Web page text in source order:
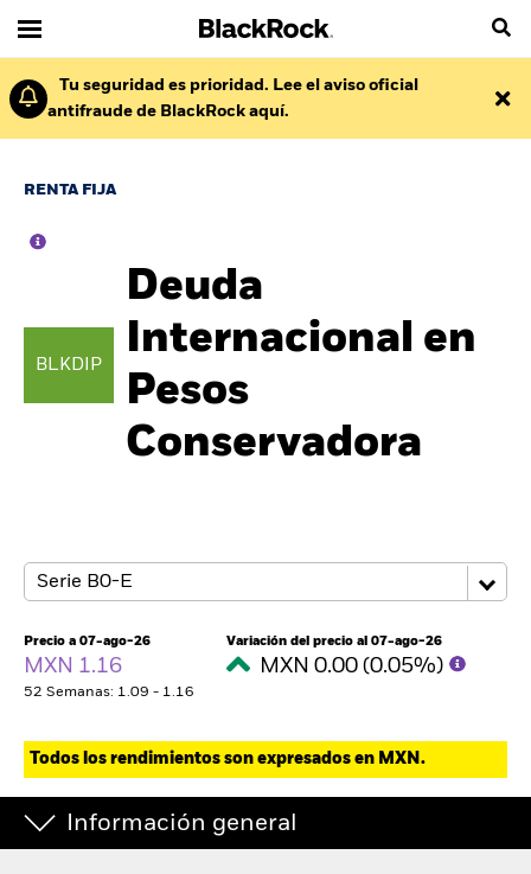
Tu seguridad es prioridad. Lee el aviso oficial
antifraude de BlackRock aquí.
RENTA FIJA
BLKDIP
Deuda
Internacional en
Pesos
Conservadora
Precio a 07-ago-26
MXN 1.16
52 Semanas: 1.09 - 1.16
Variación del precio al 07-ago-26
MXN 0.00 (0.05%)
Todos los rendimientos son expresados en MXN.
Información general